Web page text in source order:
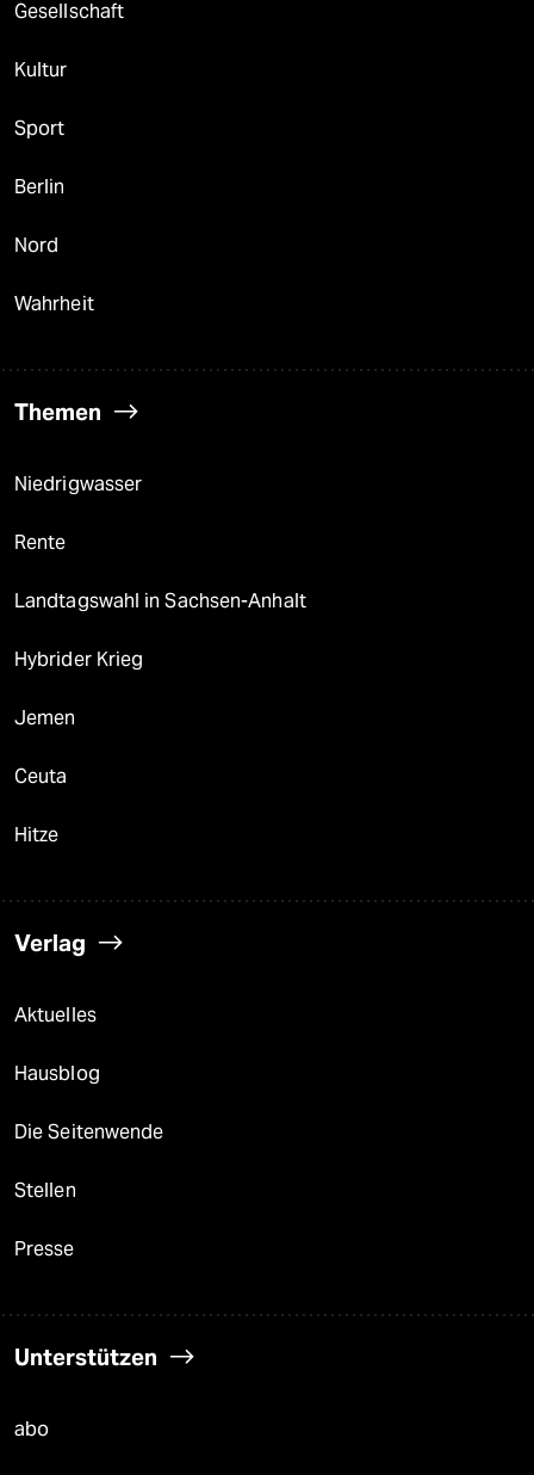
Gesellschaft
Kultur
Sport
Berlin
Nord
Wahrheit
Themen
Niedrigwasser
Rente
Landtagswahl in Sachsen-Anhalt
Hybrider Krieg
Jemen
Ceuta
Hitze
Verlag
Aktuelles
Hausblog
Die Seitenwende
Stellen
Presse
Unterstützen
abo